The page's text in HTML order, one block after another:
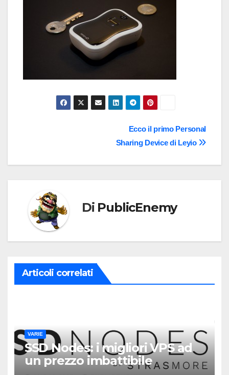
Ecco il primo Personal
Sharing Device di Leyio
Di PublicEnemy
Articoli correlati
VARIE
SSD Nodes: i migliori VPS ad
un prezzo imbattibile